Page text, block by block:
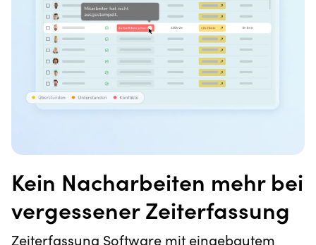
Kein Nacharbeiten mehr bei
vergessener Zeiterfassung
Zeiterfassung Software mit eingebautem